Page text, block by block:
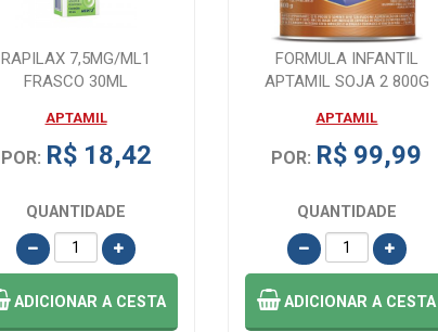
RAPILAX 7,5MG/ML1
FRASCO 30ML
APTAMIL
POR: R$ 18,42
QUANTIDADE
ADICIONAR A CESTA
FORMULA INFANTIL
APTAMIL SOJA 2 800G
APTAMIL
POR: R$ 99,99
QUANTIDADE
ADICIONARA CESTA